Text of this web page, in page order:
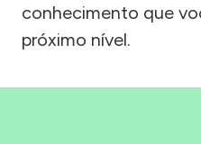
conhecimento que
próximo nível.